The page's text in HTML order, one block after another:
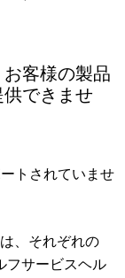
客様の製品
できませ
トされていませ
、それぞれの
フサービスヘル